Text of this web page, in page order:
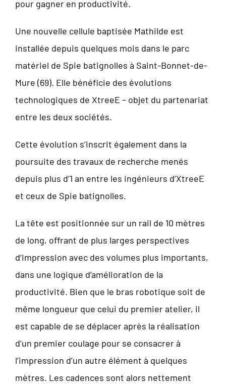
pour gagner en productivité.
Une nouvelle cellule baptisée Mathilde est
installée depuis quelques mois dans le parc
matériel de Spie batignolles à Saint-Bonnet-de-
Mure (69). Elle bénéficie des évolutions
technologiques de XtreeE – objet du partenariat
entre les deux sociétés.
Cette évolution s’inscrit également dans la
poursuite des travaux de recherche menés
depuis plus d’1 an entre les ingénieurs d’XtreeE
et ceux de Spie batignolles.
La tête est positionnée sur un rail de 10 mètres
de long, offrant de plus larges perspectives
d’impression avec des volumes plus importants,
dans une logique d’amélioration de la
productivité. Bien que le bras robotique soit de
même longueur que celui du premier atelier, il
est capable de se déplacer après la réalisation
d’un premier coulage pour se consacrer à
l’impression d’un autre élément à quelques
mètres. Les cadences sont alors nettement